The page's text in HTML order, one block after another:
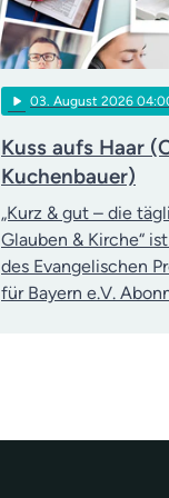
play_arrow 03 . August 2026
Kuss aufs Haar
Kuchenbauer)
„Kurz & gut – die
Glauben & Kirche“
des Evangelischen
für Bayern e.V.